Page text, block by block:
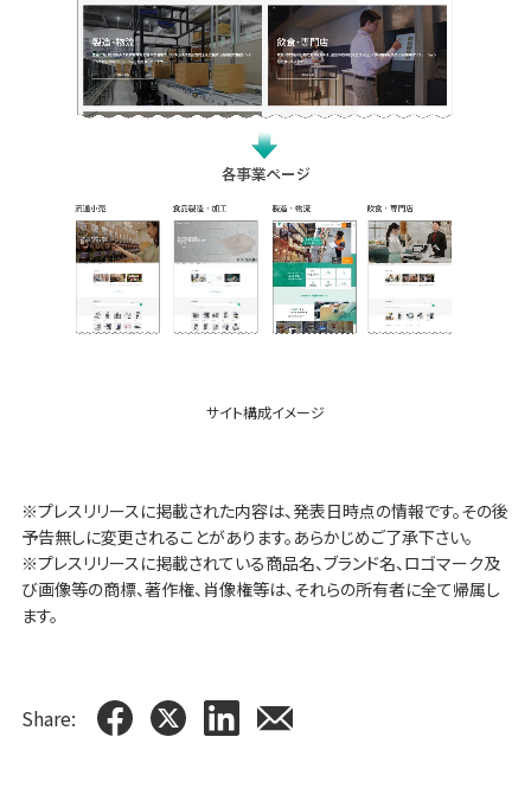
サイト構成イメージ
※プレスリリースに掲載された内容は、発表日時点の情報です。その後
予告無しに変更されることがあります。あらかじめご了承下さい。
※プレスリリースに掲載されている商品名、ブランド名、ロゴマーク及
び画像等の商標、著作権、肖像権等は、それらの所有者に全て帰属し
ます。
Share: